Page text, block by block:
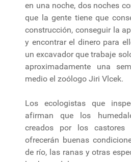
en una noche, dos noches
que la gente tiene que
construcción, conseguir la
y encontrar el dinero para
un excavador que trabaje
aproximadamente una
medio el zoólogo Jiri Vlcek.
Los ecologistas que
afirman que los
creados por los castores
ofrecerán buenas
de río, las ranas y otras